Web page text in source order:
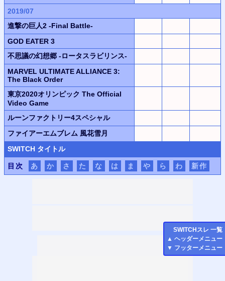
SWITCH スレ 一覧
▲ ヘッダーメニュー
▼ フッターメニュー
2019/07
進撃の巨人2 -Final Battle-
GOD EATER 3
不思議の幻想郷 -ロータスラビリンス-
MARVEL ULTIMATE ALLIANCE 3:
The Black Order
東京2020オリンピック The Official
Video Game
ルーンファクトリー4スペシャル
ファイアーエムブレム 風花雪月
SWITCH タイトル
目次 あ か さ た な は ま や ら わ 新作